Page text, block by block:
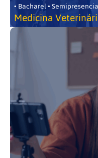
• Bacharel •
Medicina